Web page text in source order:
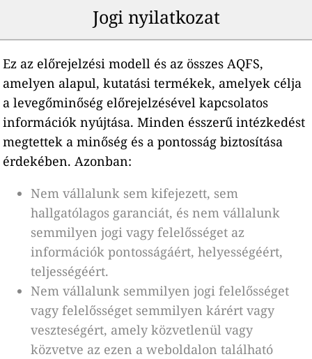
Jogi nyilatkozat
Ez az előrejelzési modell és az összes AQFS,
amelyen alapul, kutatási termékek, amelyek célja
a levegőminőség előrejelzésével kapcsolatos
információk nyújtása. Minden ésszerű intézkedést
megtettek a minőség és a pontosság biztosítása
érdekében. Azonban:
Nem vállalunk sem kifejezett, sem
hallgatólagos garanciát, és nem vállalunk
semmilyen jogi vagy felelősséget az
információk pontosságáért, helyességéért,
teljességéért.
Nem vállalunk semmilyen jogi felelősséget
vagy felelősséget semmilyen kárért vagy
veszteségért, amely közvetlenül vagy
közvetve az ezen a weboldalon található